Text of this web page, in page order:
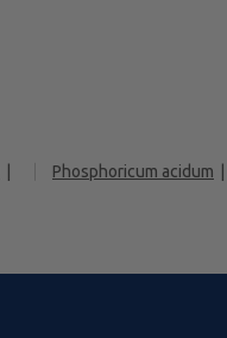
Phosphoricum acidum